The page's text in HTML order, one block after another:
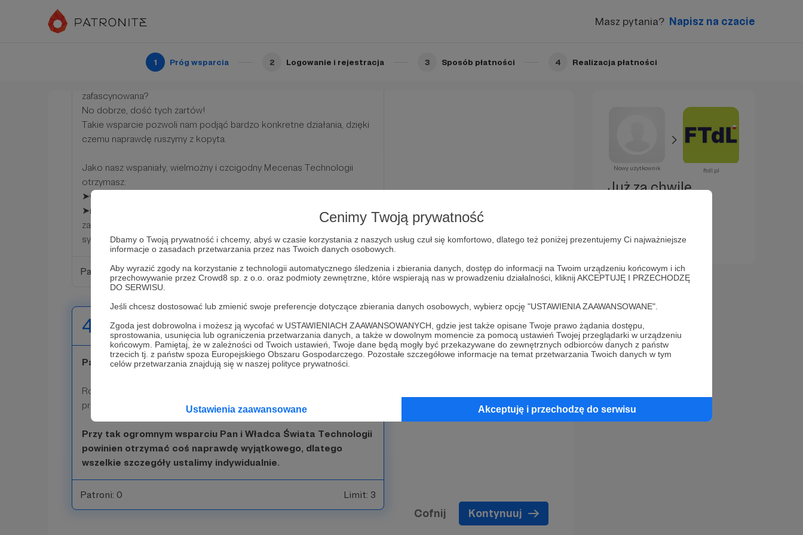
Cenimy Twoją prywatność
Dbamy o Twoją prywatność i chcemy, abyś w czasie korzystania z naszych usług czuł się komfortowo, dlatego też poniżej prezentujemy Ci najważniejsze
informacje o zasadach przetwarzania przez nas Twoich danych osobowych.
Aby wyrazić zgody na korzystanie z technologii automatycznego śledzenia i zbierania danych, dostęp do informacji na Twoim urządzeniu końcowym i ich
przechowywanie przez Crowd8 sp. z o.o. oraz podmioty zewnętrzne, które wspierają nas w prowadzeniu działalności, kliknij AKCEPTUJĘ I PRZECHODZĘ
DO SERWISU.
Jeśli chcesz dostosować lub zmienić swoje preferencje dotyczące zbierania danych osobowych, wybierz opcję "USTAWIENIA ZAAWANSOWANE".
Zgoda jest dobrowolna i możesz ją wycofać w USTAWIENIACH ZAAWANSOWANYCH, gdzie jest także opisane Twoje prawo żądania dostępu,
sprostowania, usunięcia lub ograniczenia przetwarzania danych, a także w dowolnym momencie za pomocą ustawień Twojej przeglądarki w urządzeniu
końcowym. Pamiętaj, że w zależności od Twoich ustawień, Twoje dane będą mogły być przekazywane do zewnętrznych odbiorców danych z państw
trzecich tj. z państw spoza Europejskiego Obszaru Gospodarczego. Pozostałe szczegółowe informacje na temat przetwarzania Twoich danych w tym
celów przetwarzania znajdują się w naszej polityce prywatności.
Ustawienia zaawansowane Akceptuję i przechodzę do serwisu
Masz pytania? Napisz na czacie
1 Próg wsparcia 2 Logowanie i rejestracja 3 Sposób płatności 4 Realizacja płatności
Sztuczna inteligencjo, to ty? To twoja sprawka?
zafascynowana?
No dobrze, dość tych żartów!
Takie wsparcie pozwoli nam podjąć bardzo konkretne działania, dzięki
czemu naprawdę ruszymy z kopyta.
Jako nasz wspaniały, wielmożny i czcigodny Mecenas Technologii
otrzymasz:
➤wszystkie dotychczas wymienione benefity,
➤możliwość odbycia indywidualnej konsultacji z FTdL (np. doradztwo w
zakresie infrastruktury hostingowej, projektowania i wdrażania
systemów informatycznych).
Patroni: 0 Limit: 5
4096 zł miesięcznie
Pan i Władca Świata Technologii
Rozkładamy czerwony dywan, wysyłamy posłańca po butelkę
prawdziwego szampana i piszemy tekst hymnu na Twoją cześć!
Przy tak ogromnym wsparciu Pan i Władca Świata Technologii
powinien otrzymać coś naprawdę wyjątkowego, dlatego
wszelkie szczegóły ustalimy indywidualnie.
Patroni: 0 Limit: 3
Cofnij Kontynuuj
Nowy użytkownik ftdl.pl
Już za chwilę